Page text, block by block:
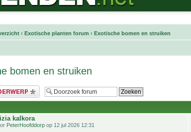
‹ Exotische planten forum ‹ Exotische bomen en struiken
bomen en struiken
bericht
kalkora
PeterHoofddorp op 12 jul 2026 12:31